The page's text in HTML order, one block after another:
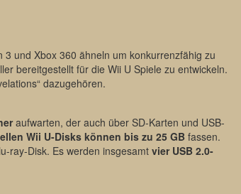
und Xbox 360 ähneln um konkurrenzfähig zu
bereitgestellt für die Wii U Spiele zu entwickeln.
dazugehören.
aufwarten, der auch über SD-Karten und USB-
Wii U-Disks können bis zu 25 GBfassen.
ray-Disk. Es werden insgesamt vier USB 2.0-